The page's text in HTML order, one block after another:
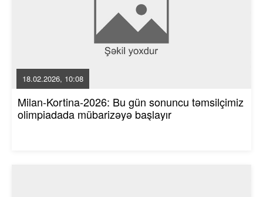
18.02.2026, 10:08
Milan-Kortina-2026: Bu gün sonuncu təmsilçimiz
olimpiadada mübarizəyə başlayır